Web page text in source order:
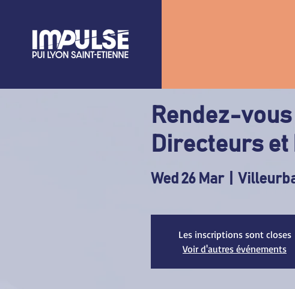
Rendez-
Directeurs
Wed 26 Mar
  |
Les inscriptions sont closes
Voir d'autres événements